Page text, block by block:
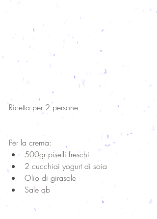
Ricetta per 2 persone
Per la crema:
500gr piselli freschi
2 cucchiai yogurt di soia
Olio di girasole
Sale qb